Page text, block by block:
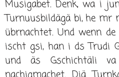
Musigabet. Denk, wa i
Turnuusbildägä bi, he mr
übrnachtet. Und wenn
ischt gsi, han i ds Trudi
und äs Gschichtäli